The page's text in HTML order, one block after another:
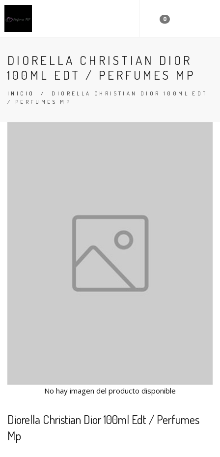
0
DIORELLA CHRISTIAN DIOR
100ML EDT / PERFUMES MP
INICIO / DIORELLA CHRISTIAN DIOR 100ML EDT
/ PERFUMES MP
No hay imagen del producto disponible
Diorella Christian Dior 100ml Edt / Perfumes
Mp